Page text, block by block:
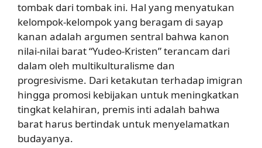
tombak dari tombak ini. Hal yang menyatukan
kelompok-kelompok yang beragam di sayap
kanan adalah argumen sentral bahwa kanon
nilai-nilai barat “Yudeo-Kristen” terancam dari
dalam oleh multikulturalisme dan
progresivisme. Dari ketakutan terhadap imigran
hingga promosi kebijakan untuk meningkatkan
tingkat kelahiran, premis inti adalah bahwa
barat harus bertindak untuk menyelamatkan
budayanya.